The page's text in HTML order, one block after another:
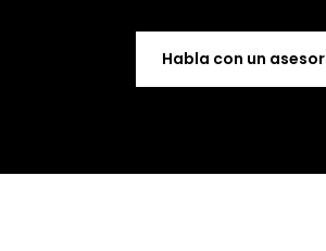
Habla con un asesor